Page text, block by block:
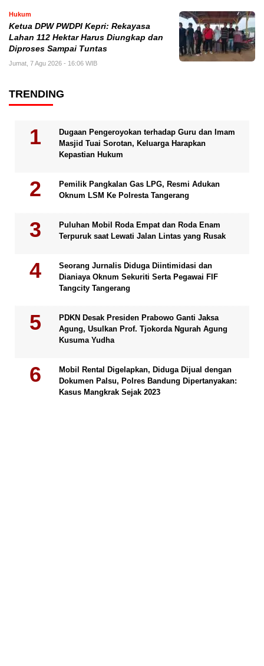
Hukum
Ketua DPW PWDPI Kepri: Rekayasa
Lahan 112 Hektar Harus Diungkap dan
Diproses Sampai Tuntas
Jumat, 7 Agu 2026 - 16:06 WIB
TRENDING
Dugaan Pengeroyokan terhadap Guru dan Imam
Masjid Tuai Sorotan, Keluarga Harapkan
Kepastian Hukum
Pemilik Pangkalan Gas LPG, Resmi Adukan
Oknum LSM Ke Polresta Tangerang
Puluhan Mobil Roda Empat dan Roda Enam
Terpuruk saat Lewati Jalan Lintas yang Rusak
Seorang Jurnalis Diduga Diintimidasi dan
Dianiaya Oknum Sekuriti Serta Pegawai FIF
Tangcity Tangerang
PDKN Desak Presiden Prabowo Ganti Jaksa
Agung, Usulkan Prof. Tjokorda Ngurah Agung
Kusuma Yudha
Mobil Rental Digelapkan, Diduga Dijual dengan
Dokumen Palsu, Polres Bandung Dipertanyakan:
Kasus Mangkrak Sejak 2023